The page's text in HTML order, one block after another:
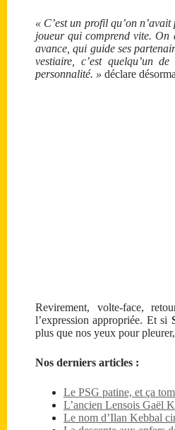
« C’est un profil qu’on
joueur qui comprend vite. On
avance, qui guide ses
vestiaire, c’est quelqu’un
personnalité. » déclare
Revirement, volte-face,
l’expression appropriée. Et si
plus que nos yeux pour
Nos derniers articles :
Le PSG patine, et ça
L’ancien Lensois Gaël
Le nom d’Ilan Kebbal